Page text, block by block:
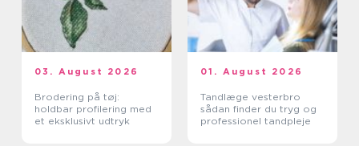
03. August 2026
Brodering på tøj:
holdbar profilering med
et eksklusivt udtryk
01. August 2026
Tandlæge vesterbro
sådan finder du tryg og
professionel tandpleje